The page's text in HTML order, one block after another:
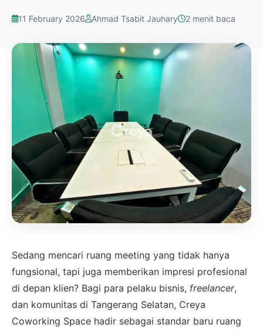
11 February 2026 Ahmad Tsabit Jauhary 2 menit baca
Sedang mencari ruang meeting yang tidak hanya
fungsional, tapi juga memberikan impresi profesional
di depan klien? Bagi para pelaku bisnis, freelancer,
dan komunitas di Tangerang Selatan, Creya
Coworking Space hadir sebagai standar baru ruang